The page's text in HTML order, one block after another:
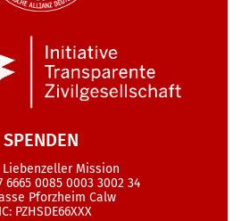
SPENDEN
Liebenzeller Mission
6665 0085 0003 3002 34
Pforzheim Calw
PZHSDE66XXX